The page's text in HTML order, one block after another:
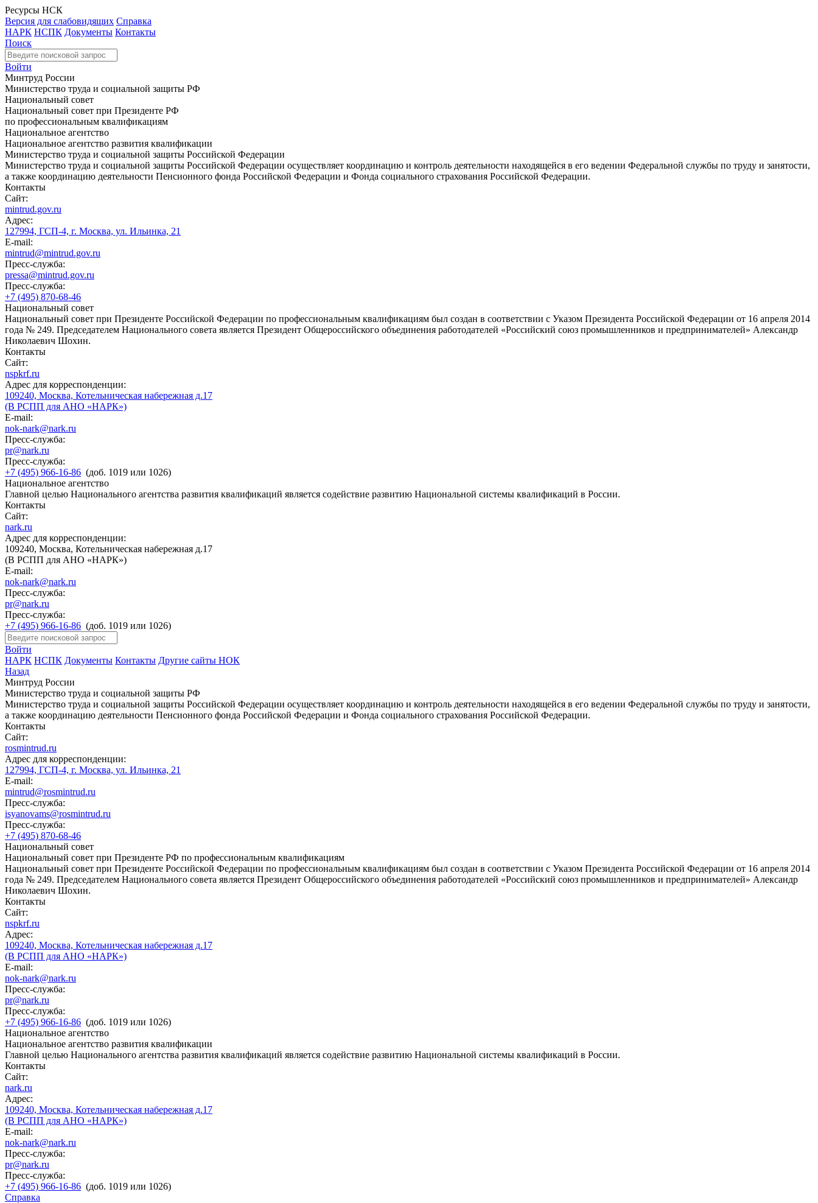
Ресурсы НСК
Версия для слабовидящих Справка
НАРК НСПК Документы Контакты
Поиск
Войти
Минтруд России
Министерство труда и социальной защиты РФ
Национальный совет
Национальный совет при Президенте РФ
по профессиональным квалификациям
Национальное агентство
Национальное агентство развития квалификации
Министерство труда и социальной защиты Российской Федерации
Министерство труда и социальной защиты Российской Федерации осуществляет координацию и контроль деятельности находящейся в его ведении Федеральной службы по труду и занятости,
а также координацию деятельности Пенсионного фонда Российской Федерации и Фонда социального страхования Российской Федерации.
Контакты
Сайт:
mintrud.gov.ru
Адрес:
127994, ГСП-4, г. Москва, ул. Ильинка, 21
E-mail:
mintrud@mintrud.gov.ru
Пресс-служба:
pressa@mintrud.gov.ru
Пресс-служба:
+7 (495) 870-68-46
Национальный совет
Национальный совет при Президенте Российской Федерации по профессиональным квалификациям был создан в соответствии с Указом Президента Российской Федерации от 16 апреля 2014
года № 249. Председателем Национального совета является Президент Общероссийского объединения работодателей «Российский союз промышленников и предпринимателей» Александр
Николаевич Шохин.
Контакты
Сайт:
nspkrf.ru
Адрес для корреспонденции:
109240, Москва, Котельническая набережная д.17
(В РСПП для АНО «НАРК»)
E-mail:
nok-nark@nark.ru
Пресс-служба:
pr@nark.ru
Пресс-служба:
+7 (495) 966-16-86 (доб. 1019 или 1026)
Национальное агентство
Главной целью Национального агентства развития квалификаций является содействие развитию Национальной системы квалификаций в России.
Контакты
Сайт:
nark.ru
Адрес для корреспонденции:
109240, Москва, Котельническая набережная д.17
(В РСПП для АНО «НАРК»)
E-mail:
nok-nark@nark.ru
Пресс-служба:
pr@nark.ru
Пресс-служба:
+7 (495) 966-16-86 (доб. 1019 или 1026)
Войти
НАРК НСПК Документы Контакты Другие сайты НОК
Назад
Минтруд России
Министерство труда и социальной защиты РФ
Министерство труда и социальной защиты Российской Федерации осуществляет координацию и контроль деятельности находящейся в его ведении Федеральной службы по труду и занятости,
а также координацию деятельности Пенсионного фонда Российской Федерации и Фонда социального страхования Российской Федерации.
Контакты
Сайт:
rosmintrud.ru
Адрес для корреспонденции:
127994, ГСП-4, г. Москва, ул. Ильинка, 21
E-mail:
mintrud@rosmintrud.ru
Пресс-служба:
isyanovams@rosmintrud.ru
Пресс-служба:
+7 (495) 870-68-46
Национальный совет
Национальный совет при Президенте РФ по профессиональным квалификациям
Национальный совет при Президенте Российской Федерации по профессиональным квалификациям был создан в соответствии с Указом Президента Российской Федерации от 16 апреля 2014
года № 249. Председателем Национального совета является Президент Общероссийского объединения работодателей «Российский союз промышленников и предпринимателей» Александр
Николаевич Шохин.
Контакты
Сайт:
nspkrf.ru
Адрес:
109240, Москва, Котельническая набережная д.17
(В РСПП для АНО «НАРК»)
E-mail:
nok-nark@nark.ru
Пресс-служба:
pr@nark.ru
Пресс-служба:
+7 (495) 966-16-86 (доб. 1019 или 1026)
Национальное агентство
Национальное агентство развития квалификации
Главной целью Национального агентства развития квалификаций является содействие развитию Национальной системы квалификаций в России.
Контакты
Сайт:
nark.ru
Адрес:
109240, Москва, Котельническая набережная д.17
(В РСПП для АНО «НАРК»)
E-mail:
nok-nark@nark.ru
Пресс-служба:
pr@nark.ru
Пресс-служба:
+7 (495) 966-16-86 (доб. 1019 или 1026)
Справка